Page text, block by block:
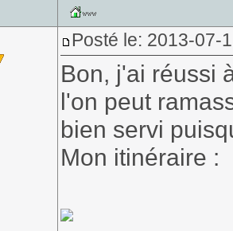
Posté le: 2013-07-
Bon, j'ai réussi
l'on peut
bien servi
Mon itinéraire :